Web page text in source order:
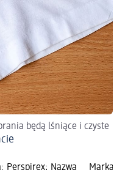
będą lśniące i czyste
Perspirex; Nazwa
Marka: